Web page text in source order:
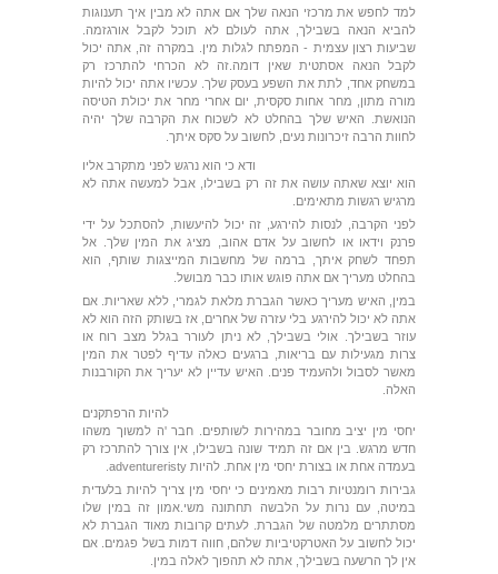
למד לחפש את מרכזי הנאה שלך אם אתה לא מבין איך תענוגות
להביא הנאה בשבילך, אתה לעולם לא תוכל לקבל אורגזמה.
שביעות רצון עצמית - המפתח לגלות מין. במקרה זה, אתה יכול
לקבל הנאה אסתטית שאין דומה.זה לא הכרחי להתרכז רק
במשחק אחד, לתת את השפע בעסק שלך. עכשיו אתה יכול להיות
מורה מתון, מחר אחות סקסית, יום אחרי מחר את יכולת הטיסה
הנואשת. האיש שלך בהחלט לא לשכוח את הקרבה שלך יהיה
לחוות הרבה זיכרונות נעים, לחשוב על סקס איתך.
ודא כי הוא נרגש לפני מתקרב אליו
הוא יוצא שאתה עושה את זה רק בשבילו, אבל למעשה אתה לא
מרגיש רגשות מתאימים.
לפני הקרבה, לנסות להירגע, זה יכול להיעשות, להסתכל על ידי
פרנק וידאו או לחשוב על אדם אהוב, מציג את המין שלך. אל
תפחד לשחק איתך, ברמה של מחשבות המייצגות שותף, הוא
בהחלט מעריך אם אתה פוגש אותו כבר מבושל.
במין, האיש מעריך כאשר הגברת מלאת לגמרי, ללא שאריות. אם
אתה לא יכול להירגע בלי עזרה של אחרים, אז בשותק הזה הוא לא
עוזר בשבילך. אולי בשבילך, לא ניתן לעורר בגלל מצב רוח או
צרות מגעילות עם בריאות, ברגעים כאלה עדיף לפטר את המין
מאשר לסבול ולהעמיד פנים. האיש עדיין לא יעריך את הקורבנות
האלה.
להיות הרפתקנים
יחסי מין יציב מחובר במהירות לשותפים. חבר 'ה למשוך משהו
חדש מרגש. בין אם זה תמיד שונה בשבילו, אין צורך להתרכז רק
בעמדה אחת או בצורת יחסי מין אחת. להיות adventureristy.
גבירות רומנטיות רבות מאמינים כי יחסי מין צריך להיות בלעדית
במיטה, עם נרות על הלבשה תחתונה משי.אמון זה במין שלו
מסתתרים מלמטה של ​​הגברת. לעתים קרובות מאוד הגברת לא
יכול לחשוב על האטרקטיביות שלהם, חווה דמות בשל פגמים. אם
אין לך הרשעה בשבילך, אתה לא תהפוך לאלה במין.